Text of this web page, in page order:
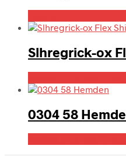
Slhregrick-ox
0304 58